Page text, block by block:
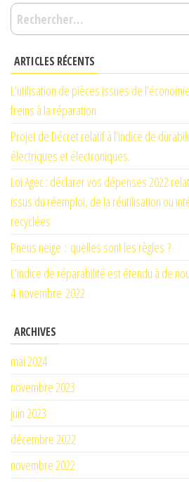
Rechercher :
ARTICLES RÉCENTS
L’utilisation de pièces issues de
freins à la réparation
Projet de Décret relatif à l’indice de
électriques et électroniques.
Loi Agec : déclarer vos dépenses 2022
issus du réemploi, de la réutilisation ou
recyclées
Pneus neige : quelles sont les règles ?
L’indice de réparabilité est étendu à de
4 novembre 2022
ARCHIVES
mai 2024
novembre 2023
juin 2023
décembre 2022
novembre 2022